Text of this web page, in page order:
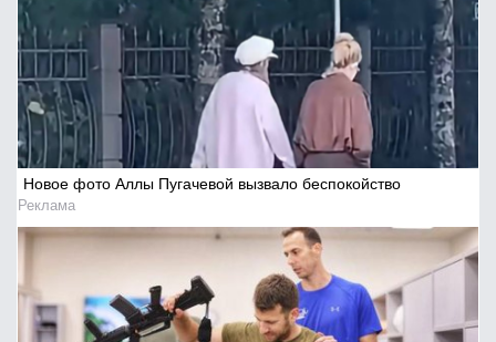
Новое фото Аллы Пугачевой вызвало беспокойство
Реклама